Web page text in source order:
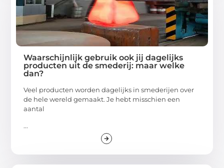
Waarschijnlijk gebruik ook jij dagelijks
producten uit de smederij: maar welke
dan?
Veel producten worden dagelijks in smederijen over
de hele wereld gemaakt. Je hebt misschien een
aantal
...